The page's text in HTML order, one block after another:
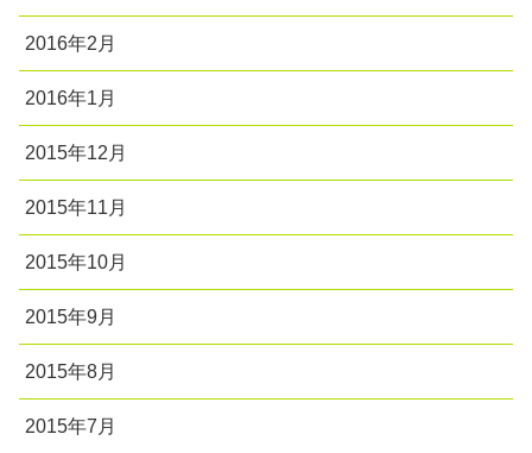
2016年2月
2016年1月
2015年12月
2015年11月
2015年10月
2015年9月
2015年8月
2015年7月